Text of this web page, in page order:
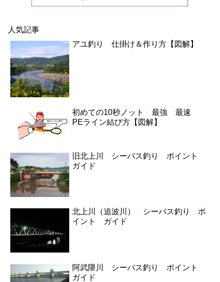
人気記事
アユ釣り 仕掛け＆作り方【図解】
初めての10秒ノット 最強 最速
PEライン結び方【図解】
旧北上川 シーバス釣り ポイント
ガイド
北上川（追波川） シーバス釣り ポ
イント ガイド
阿武隈川 シーバス釣り ポイント
ガイド